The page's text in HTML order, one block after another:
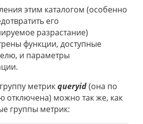
этим каталогом (особенно
его
разрастание)
функции, доступные
и параметры
метрикqueryid(она по
отключена) можно так же, как
группы метрик: